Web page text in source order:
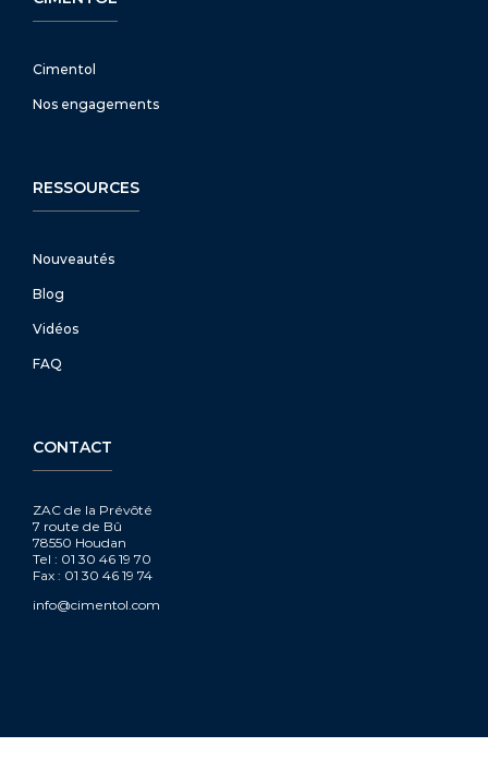
Cimentol
Nos engagements
RESSOURCES
Nouveautés
Blog
Vidéos
FAQ
CONTACT
ZAC de la Prévôté
7 route de Bû
78550 Houdan
Tel : 01 30 46 19 70
Fax : 01 30 46 19 74
info@cimentol.com